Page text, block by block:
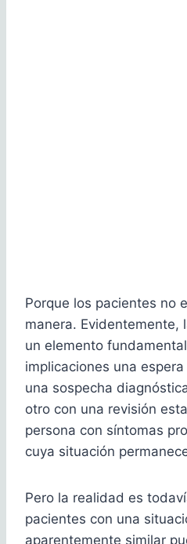
Porque los pacientes no
manera. Evidentemente,
un elemento
implicaciones una
una sospecha
otro con una revisión
persona con síntomas
cuya situación
Pero la realidad es
pacientes con una
aparentemente similar